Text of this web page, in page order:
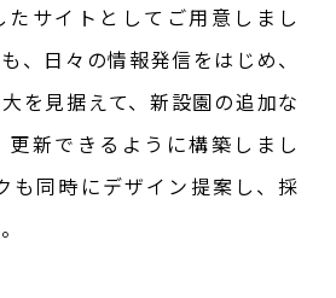
たサイトとしてご用意しまし
、日々の情報発信をはじめ、
を見据えて、新設園の追加な
更新できるように構築しまし
同時にデザイン提案し、採